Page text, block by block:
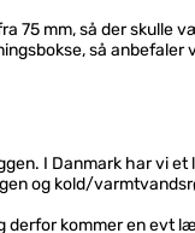
75 mm, så der skulle
så anbefaler
I Danmark har vi et
og kold/
derfor kommer en evt